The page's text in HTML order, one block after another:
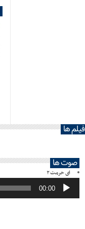
فیلم ها
صوت ها
ای حرمت ۲
پخش‌کننده
صوت 00:00